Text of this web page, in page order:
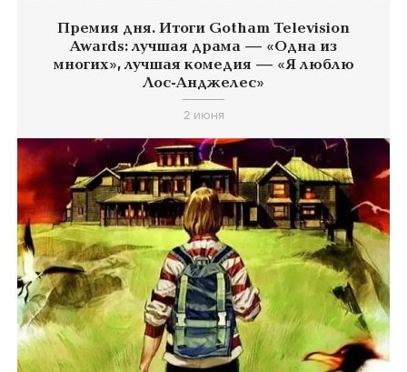
Премия дня. Итоги Gotham Television
Awards: лучшая драма — «Одна из
многих», лучшая комедия — «Я люблю
Лос-Анджелес»
2 июня